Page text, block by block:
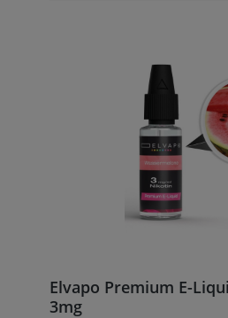
Elvapo Premium E-
3mg